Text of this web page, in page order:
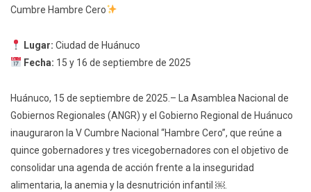
Cumbre Hambre Cero
Lugar: Ciudad de Huánuco
Fecha: 15 y 16 de septiembre de 2025
Huánuco, 15 de septiembre de 2025.– La Asamblea Nacional de
Gobiernos Regionales (ANGR) y el Gobierno Regional de Huánuco
inauguraron la V Cumbre Nacional “Hambre Cero”, que reúne a
quince gobernadores y tres vicegobernadores con el objetivo de
consolidar una agenda de acción frente a la inseguridad
alimentaria, la anemia y la desnutrición infantil ￼.